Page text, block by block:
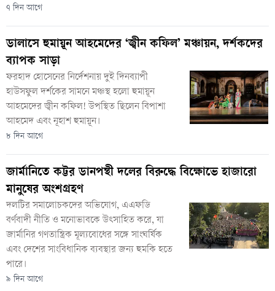
৭ দিন আগে
ডালাসে হুমায়ূন আহমেদের ‘জ্বীন কফিল’ মঞ্চায়ন, দর্শকদের
ব্যাপক সাড়া
ফরহাদ হোসেনের নির্দেশনায় দুই দিনব্যাপী
হাউসফুল দর্শকের সামনে মঞ্চস্থ হলো হুমায়ূন
আহমেদের জ্বীন কফিল! উপস্থিত ছিলেন বিপাশা
আহমেদ এবং নূহাশ হুমায়ূন।
৮ দিন আগে
জার্মানিতে কট্টর ডানপন্থী দলের বিরুদ্ধে বিক্ষোভে হাজারো
মানুষের অংশগ্রহণ
দলটির সমালোচকদের অভিযোগ, এএফডি
বর্ণবাদী নীতি ও মনোভাবকে উৎসাহিত করে, যা
জার্মানির গণতান্ত্রিক মূল্যবোধের সঙ্গে সাংঘর্ষিক
এবং দেশের সাংবিধানিক ব্যবস্থার জন্য হুমকি হতে
পারে।
৯ দিন আগে